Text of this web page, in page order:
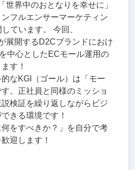
世界中のおとなりを幸せに」
フルエンサーマーケティン
ています。 今回、
展開するD2Cブランドにおけ
中心としたECモール運用の
す！
なKGI（ゴール）は「モー
。正社員と同様のミッショ
検証を繰り返しながらビジ
きる環境です！
何をすべきか？」を自分で考
迎します！